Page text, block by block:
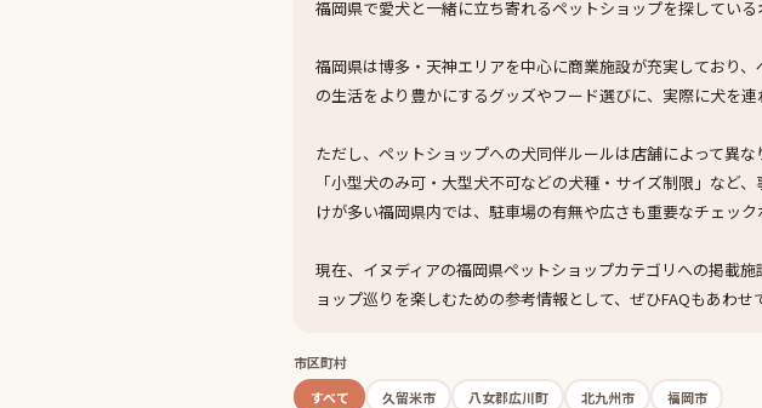
福岡県で愛犬と一緒に立ち寄れるペットショップを探してい
福岡県は博多・天神エリアを中心に商業施設が充実しており
の生活をより豊かにするグッズやフード選びに、実際に犬を
ただし、ペットショップへの犬同伴ルールは店舗によって異
「小型犬のみ可・大型犬不可などの犬種・サイズ制限」など
けが多い福岡県内では、駐車場の有無や広さも重要なチェック
現在、イヌディアの福岡県ペットショップカテゴリへの掲載
ョップ巡りを楽しむための参考情報として、ぜひFAQもあわせ
市区町村
すべて
久留米市 八女郡広川町 北九州市 福岡市